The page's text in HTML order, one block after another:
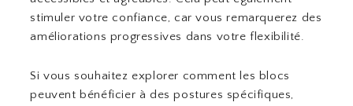
stimuler votre confiance, car vous remarquerez des
améliorations progressives dans votre flexibilité.
Si vous souhaitez explorer comment les blocs
peuvent bénéficier à des postures spécifiques,